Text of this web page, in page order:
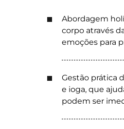
Abordagem
corpo através
emoções para
Gestão prática
e ioga, que
podem ser